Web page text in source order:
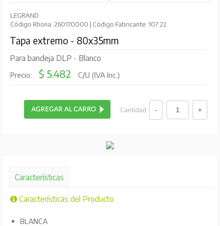
LEGRAND
Código Rhona: 260170000 | Código Fabricante: 107 22
Tapa extremo - 80x35mm
Para bandeja DLP - Blanco
Precio: $ 5.482 C/U (IVA Inc.)
Cantidad:
Características
Características del Producto
BLANCA